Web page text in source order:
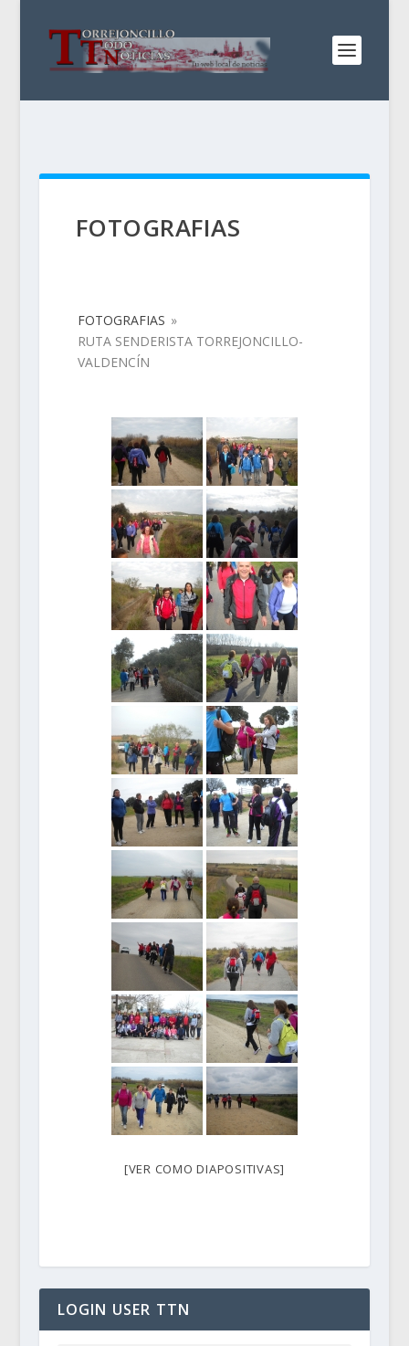
FOTOGRAFIAS
FOTOGRAFIAS »
RUTA SENDERISTA TORREJONCILLO-
VALDENCÍN
[VER COMO DIAPOSITIVAS]
LOGIN USER TTN